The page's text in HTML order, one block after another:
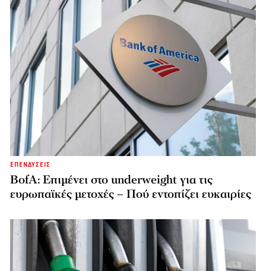
ΕΠΕΝΔΥΣΕΙΣ
BofA: Επιμένει στο underweight για τις
ευρωπαϊκές μετοχές – Πού εντοπίζει ευκαιρίες